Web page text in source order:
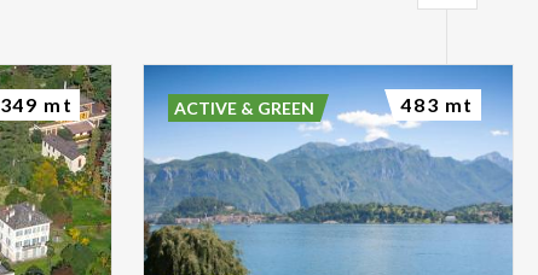
349 mt ACTIVE & GREEN 483 mt